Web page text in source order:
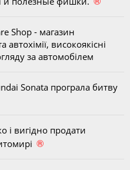
Shop - магазин
автохімії, високоякісні
за автомобілем
Sonata програла битву
і вигідно продати
®